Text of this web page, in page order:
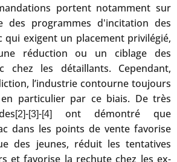
portent notamment sur
des programmes d'incitation des
qui exigent un placement privilégié,
réduction ou un ciblage des
chez les détaillants. Cependant,
l’industrie contourne toujours
particulier par ce biais. De très
[2]-[3]-[4]
ont démontré que
dans les points de vente favorise
des jeunes, réduit les tentatives
et favorise la rechute chez les ex-